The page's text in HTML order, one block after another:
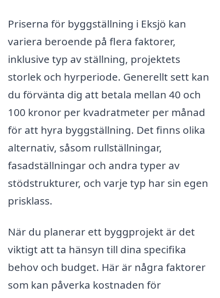
Priserna för byggställning i Eksjö kan
variera beroende på flera faktorer,
inklusive typ av ställning, projektets
storlek och hyrperiode. Generellt sett kan
du förvänta dig att betala mellan 40 och
100 kronor per kvadratmeter per månad
för att hyra byggställning. Det finns olika
alternativ, såsom rullställningar,
fasadställningar och andra typer av
stödstrukturer, och varje typ har sin egen
prisklass.
När du planerar ett byggprojekt är det
viktigt att ta hänsyn till dina specifika
behov och budget. Här är några faktorer
som kan påverka kostnaden för